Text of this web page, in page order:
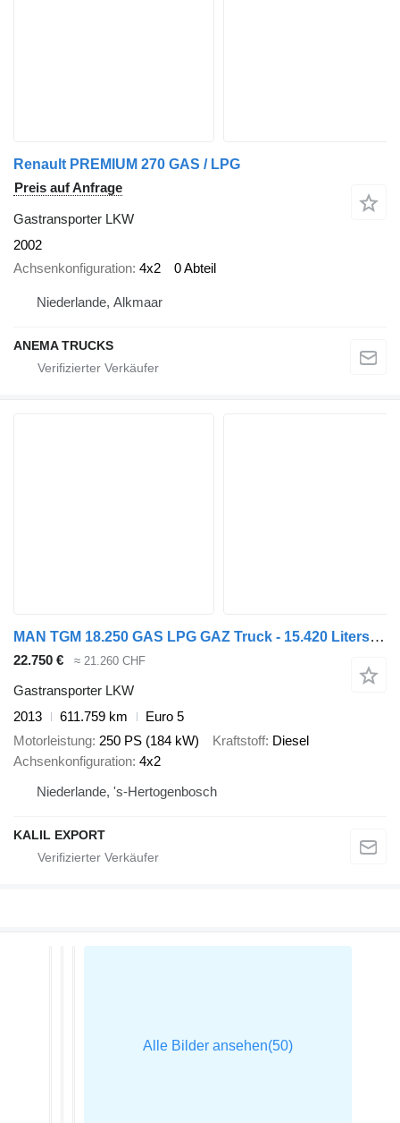
Renault PREMIUM 270 GAS / LPG
Preis auf Anfrage
Gastransporter LKW
2002
Achsenkonfiguration 4x2 0 Abteil
Niederlande, Alkmaar
ANEMA TRUCKS
MAN TGM 18.250 GAS LPG GAZ Truck - 15.420 Liters - Complete all mete
22.750 € ≈ 21.260 CHF
Gastransporter LKW
2013
611.759 km
Euro 5
Motorleistung 250 PS (184 kW) Kraftstoff Diesel
Achsenkonfiguration 4x2
Niederlande, 's-Hertogenbosch
KALIL EXPORT